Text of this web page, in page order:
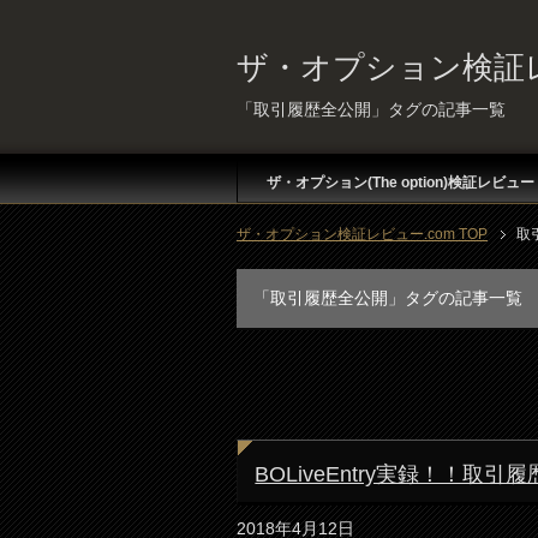
ザ・オプション検証
「取引履歴全公開」タグの記事一覧
ザ・オプション(The option)検証レビュー
ザ・オプション検証レビュー.com TOP 取
「取引履歴全公開」タグの記事一覧
BOLiveEntry実録！！取引履
2018年4月12日